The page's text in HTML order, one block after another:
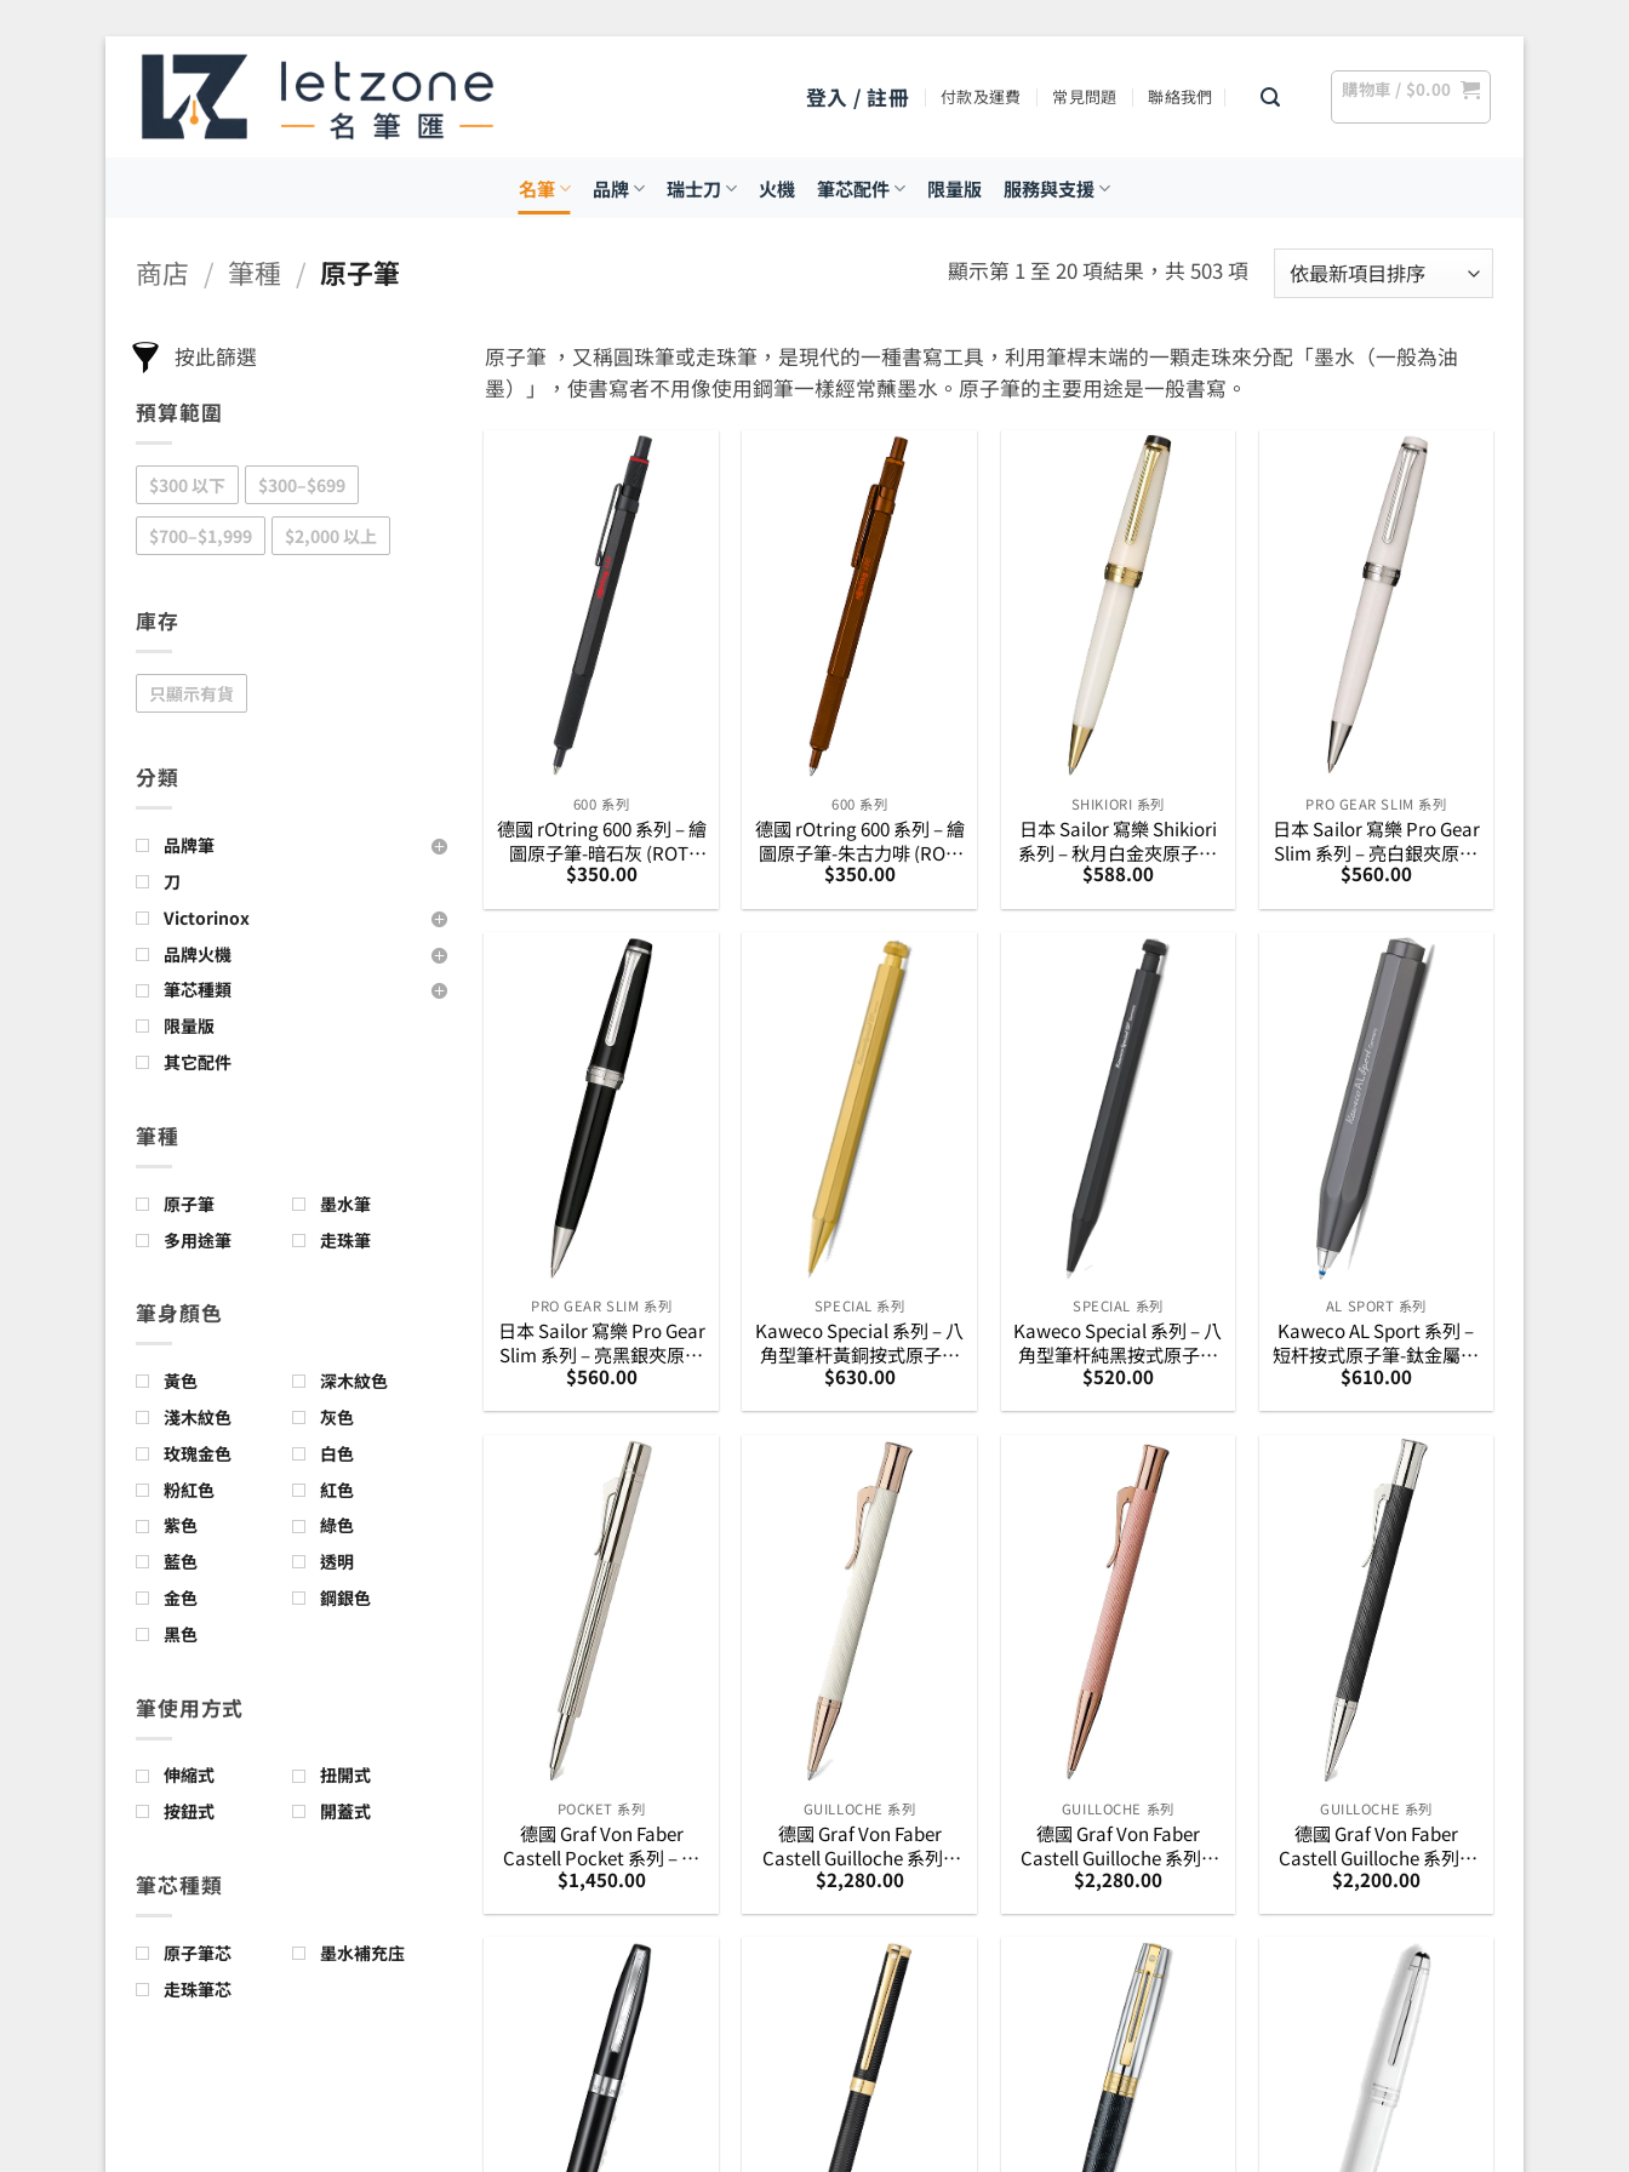
Skip
content
登入 / 註冊 付款及運費 常見問題 聯絡我們 購物車 / $0.00
名筆 品牌 瑞士刀 火機 筆芯配件 限量版 服務與支援
商店 / 筆種 / 原子筆 顯示第 1 至 20 項結果，共 503 項
項
按此篩選
預算範圍
$300 以下 $300–$699
$700–$1,999 $2,000 以上
庫存
只顯示有貨
分類
品牌筆
刀
Victorinox
品牌火機
筆芯種類
限量版
其它配件
筆種
原子筆
墨水筆
多用途筆
走珠筆
筆身顏色
黃色
深木紋色
淺木紋色
灰色
玫瑰金色
白色
粉紅色
紅色
紫色
綠色
藍色
透明
金色
鋼銀色
黑色
筆使用方式
伸縮式
扭開式
按鈕式
開蓋式
筆芯種類
原子筆芯
墨水補充庒
走珠筆芯
原子筆 ，又稱圓珠筆或走珠筆，是現代的一種書寫工具，利用筆桿末端的一顆走珠來分配「墨水（一般為油
墨）」，使書寫者不用像使用鋼筆一樣經常蘸墨水。原子筆的主要用途是一般書寫。
600 系列
德國 rOtring 600 系列 – 繪
圖原子筆-暗石灰 (ROT-
600-GRY-BP)
$350.00
600 系列
德國 rOtring 600 系列 – 繪
圖原子筆-朱古力啡 (ROT-
600-CHOCO-BP)
$350.00
SHIKIORI 系列
日本 Sailor 寫樂 Shikiori
系列 – 秋月白金夾原子筆
(16-0719-203)
$588.00
PRO GEAR SLIM 系列
日本 Sailor 寫樂 Pro Gear
Slim 系列 – 亮白銀夾原子
筆 (16-0707-210)
$560.00
PRO GEAR SLIM 系列
日本 Sailor 寫樂 Pro Gear
Slim 系列 – 亮黑銀夾原子
筆 (16-0707-220)
$560.00
SPECIAL 系列
Kaweco Special 系列 – 八
角型筆杆黃銅按式原子筆
(10001395)
$630.00
SPECIAL 系列
Kaweco Special 系列 – 八
角型筆杆純黑按式原子筆
(10000531)
$520.00
AL SPORT 系列
Kaweco AL Sport 系列 –
短杆按式原子筆-鈦金屬灰
(10000099)
$610.00
POCKET 系列
德國 Graf Von Faber
Castell Pocket 系列 – 鍍
鉑金短身口袋原子筆
$1,450.00
GUILLOCHE 系列
德國 Graf Von Faber
Castell Guilloche 系列 –
珍珠白配香檳金扭索紋原
$2,280.00
GUILLOCHE 系列
德國 Graf Von Faber
Castell Guilloche 系列 –
玫瑰金扭索紋原子筆
$2,280.00
GUILLOCHE 系列
德國 Graf Von Faber
Castell Guilloche 系列 –
黑色扭索紋鍍銠原子筆
$2,200.00